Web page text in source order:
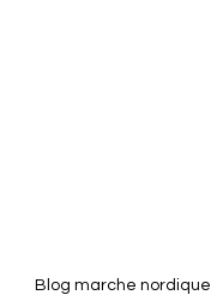
Blog marche nordique